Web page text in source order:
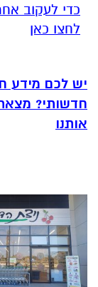
לחצו כאן
יש לכם מידע
חדשותי?
אותנו